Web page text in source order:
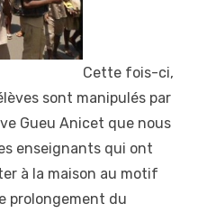
Cette fois-ci,
sont manipulés par
Gueu Anicet que nous
enseignants qui ont
à la maison au motif
prolongement du